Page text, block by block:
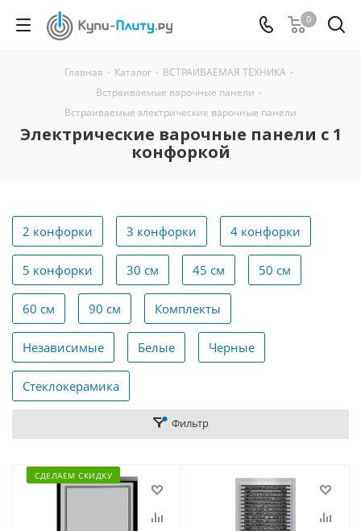
0
Главная - Каталог - ВСТРАИВАЕМАЯ ТЕХНИКА -
Встраиваемые варочные панели -
Встраиваемые электрические варочные панели
Электрические варочные панели с 1
конфоркой
2 конфорки 3 конфорки 4 конфорки
5 конфорки 30 см 45 см 50 см
60 см 90 см Комплекты
Независимые Белые Черные
Стеклокерамика
Фильтр
СДЕЛАЕМ СКИДКУ